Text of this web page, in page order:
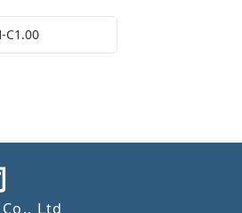
C1.00
Ltd